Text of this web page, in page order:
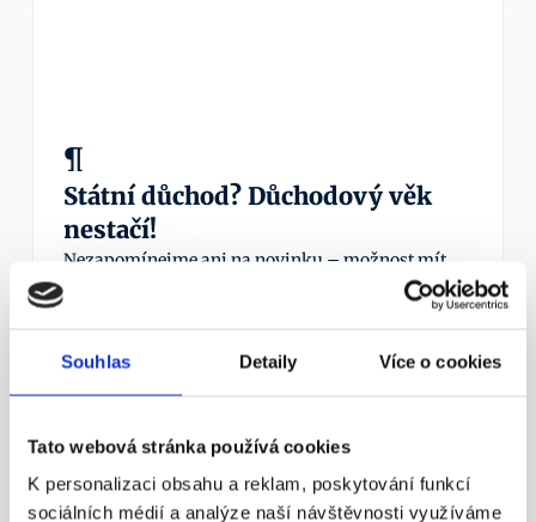
Souhlas Detaily Více o cookies
Tato webová stránka používá cookies
K personalizaci obsahu a reklam, poskytování funkcí
sociálních médií a analýze naší návštěvnosti využíváme
¶
Státní důchod? Důchodový věk
nestačí!
Nezapomínejme ani na novinku – možnost mít
zároveň dvě penzijní smlouvy.